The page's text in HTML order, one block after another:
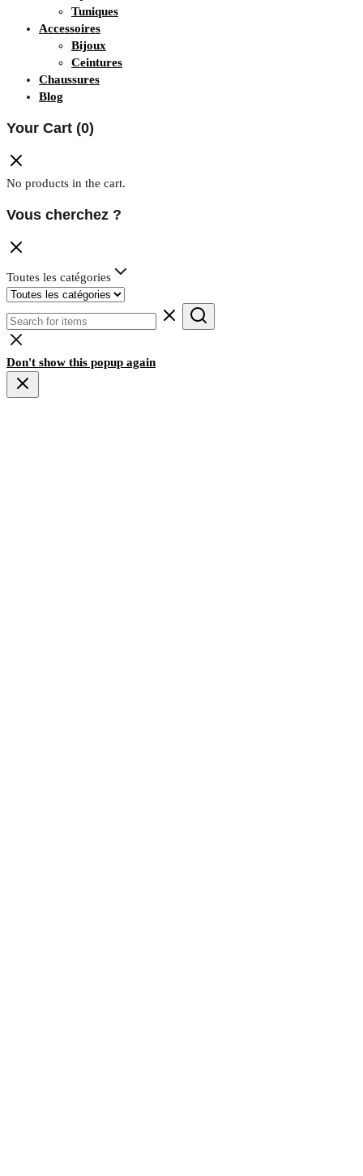
Tuniques
Accessoires
Bijoux
Ceintures
Chaussures
Blog
Your Cart (0)
No products in the cart.
Vous cherchez ?
Toutes les catégories
Don't show this popup again